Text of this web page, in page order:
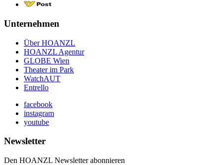
Unternehmen
Über HOANZL
HOANZL Agentur
GLOBE Wien
Theater im Park
WatchAUT
Entrello
facebook
instagram
youtube
Newsletter
Den HOANZL Newsletter abonnieren